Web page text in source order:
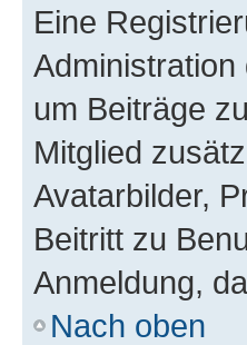
Eine
um Beiträge
Mitglied
Avatarbilder,
Beitritt zu
Anmeldung,
Nach oben